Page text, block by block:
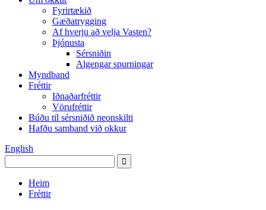
Fyrirtækið
Gæðatrygging
Af hverju að velja Vasten?
Þjónusta
Sérsniðin
Algengar spurningar
Myndband
Fréttir
Iðnaðarfréttir
Vörufréttir
Búðu til sérsniðið neonskilti
Hafðu samband við okkur
English
Heim
Fréttir